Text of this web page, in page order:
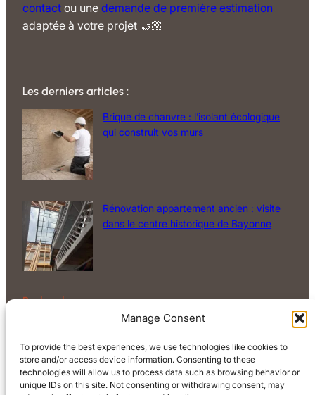
Manage Consent
To provide the best experiences, we use technologies like cookies to
store and/or access device information. Consenting to these
technologies will allow us to process data such as browsing behavior or
unique IDs on this site. Not consenting or withdrawing consent, may
contact ou une demande de première estimation
adaptée à votre projet 🤝🏼
Les derniers articles :
Brique de chanvre : l’isolant écologique
qui construit vos murs
Rénovation appartement ancien : visite
dans le centre historique de Bayonne
Rechercher